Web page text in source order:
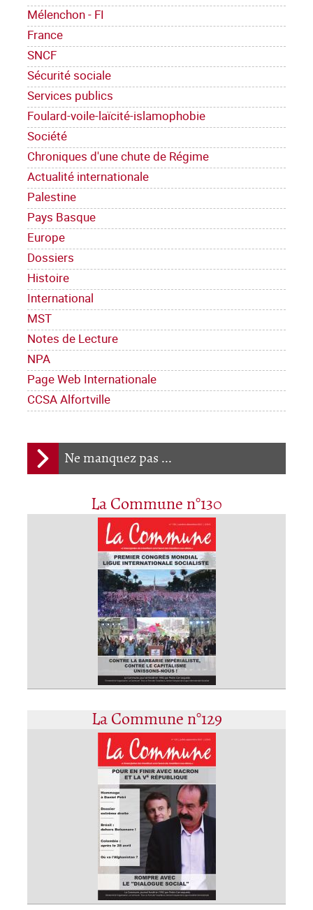
Mélenchon - FI
France
SNCF
Sécurité sociale
Services publics
Foulard-voile-laïcité-islamophobie
Société
Chroniques d'une chute de Régime
Actualité internationale
Palestine
Pays Basque
Europe
Dossiers
Histoire
International
MST
Notes de Lecture
NPA
Page Web Internationale
CCSA Alfortville
Ne manquez pas ...
La Commune n°130
La Commune n°129